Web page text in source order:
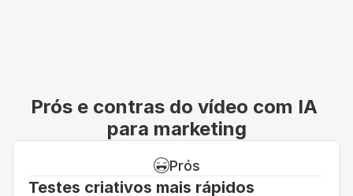
Prós e contras do vídeo com IA
para marketing
Prós
Testes criativos mais rápidos